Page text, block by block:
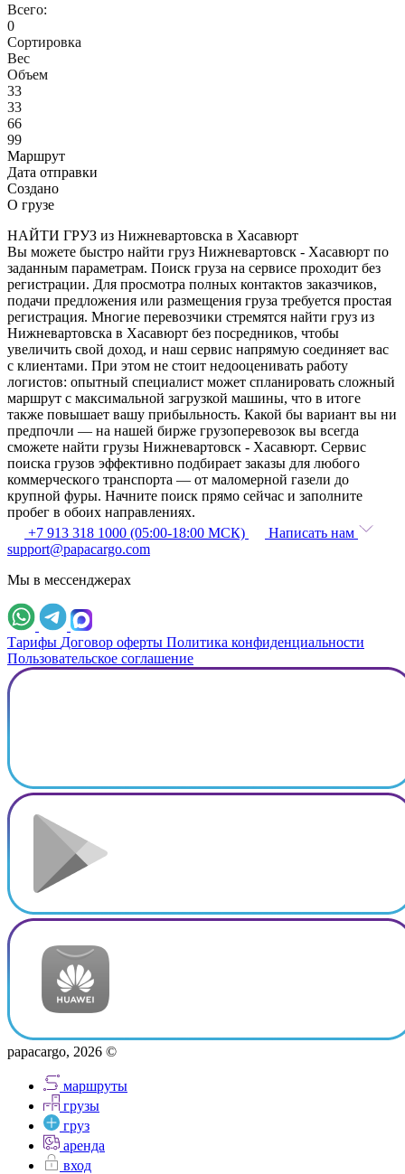
Всего:
0
Сортировка
Вес
Объем
33
33
66
99
Маршрут
Дата отправки
Создано
О грузе
НАЙТИ ГРУЗ из Нижневартовска в Хасавюрт
Вы можете быстро найти груз Нижневартовск - Хасавюрт по
заданным параметрам. Поиск груза на сервисе проходит без
регистрации. Для просмотра полных контактов заказчиков,
подачи предложения или размещения груза требуется простая
регистрация. Многие перевозчики стремятся найти груз из
Нижневартовска в Хасавюрт без посредников, чтобы
увеличить свой доход, и наш сервис напрямую соединяет вас
с клиентами. При этом не стоит недооценивать работу
логистов: опытный специалист может спланировать сложный
маршрут с максимальной загрузкой машины, что в итоге
также повышает вашу прибыльность. Какой бы вариант вы ни
предпочли — на нашей бирже грузоперевозок вы всегда
сможете найти грузы Нижневартовск - Хасавюрт. Сервис
поиска грузов эффективно подбирает заказы для любого
коммерческого транспорта — от маломерной газели до
крупной фуры. Начните поиск прямо сейчас и заполните
пробег в обоих направлениях.
+7 913 318 1000 (05:00-18:00 МСК)
Написать нам
support@papacargo.com
Мы в мессенджерах
Тарифы Договор оферты Политика конфиденциальности
Пользовательское соглашение
papacargo, 2026 ©
маршруты
грузы
груз
аренда
вход